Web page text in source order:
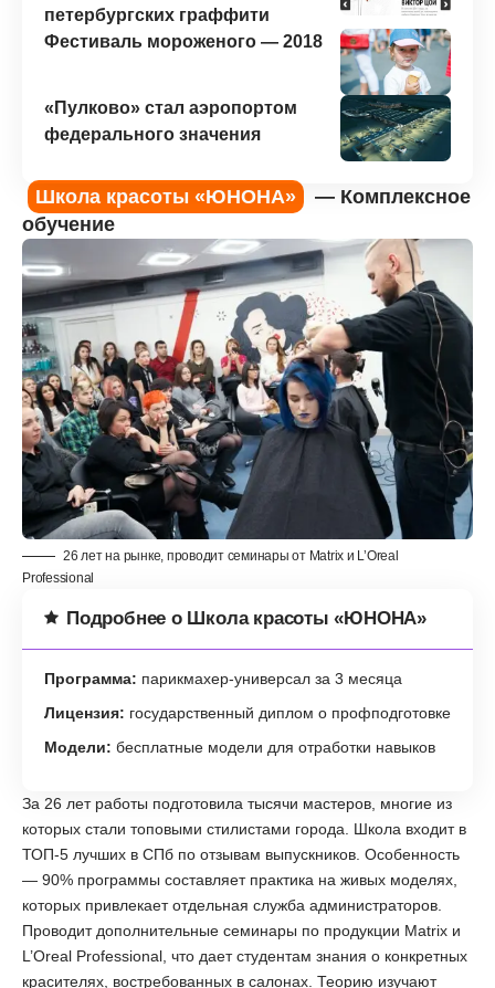
петербургских граффити
Фестиваль мороженого — 2018
«Пулково» стал аэропортом
федерального значения
Школа красоты «ЮНОНА»
— Комплексное
обучение
26 лет на рынке, проводит семинары от Matrix и L’Oreal
Professional
Подробнее о Школа красоты «ЮНОНА»
Программа: парикмахер-универсал за 3 месяца
Лицензия: государственный диплом о профподготовке
Модели: бесплатные модели для отработки навыков
За 26 лет работы подготовила тысячи мастеров, многие из
которых стали топовыми стилистами города. Школа входит в
ТОП-5 лучших в СПб по отзывам выпускников. Особенность
— 90% программы составляет практика на живых моделях,
которых привлекает отдельная служба администраторов.
Проводит дополнительные семинары по продукции Matrix и
L’Oreal Professional, что дает студентам знания о конкретных
красителях, востребованных в салонах. Теорию изучают